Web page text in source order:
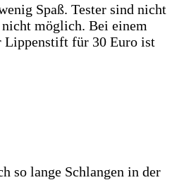
Spaß. Tester sind nicht
möglich. Bei einem
Lippenstift für 30 Euro ist
so lange Schlangen in der